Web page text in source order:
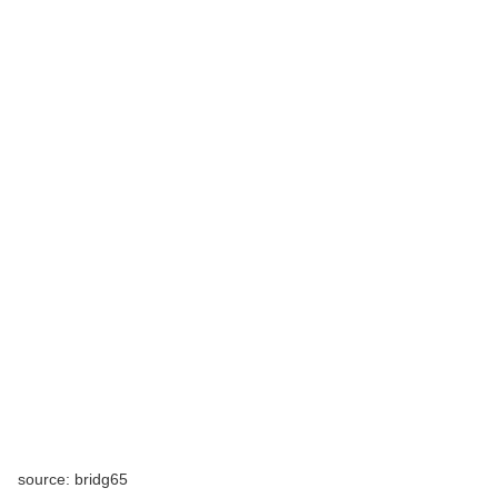
source: bridg65